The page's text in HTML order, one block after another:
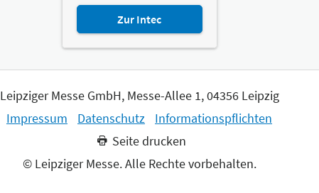
Zur Intec
Leipziger Messe GmbH, Messe-Allee 1, 04356 Leipzig
Impressum
Datenschutz
Informationspflichten
Seite drucken
© Leipziger Messe. Alle Rechte vorbehalten.